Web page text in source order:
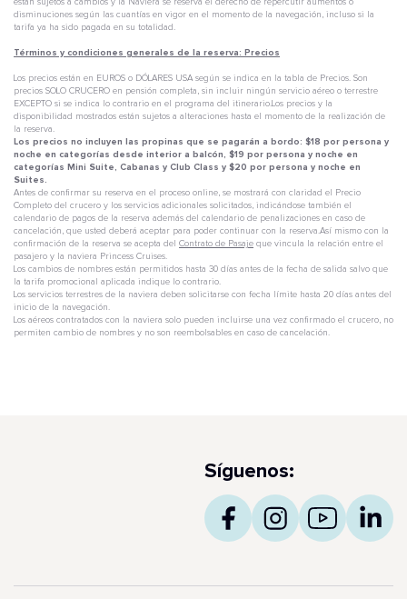
están sujetos a cambios y la Naviera se reserva el derecho de repercutir aumentos o
disminuciones según las cuantías en vigor en el momento de la navegación, incluso si la
tarifa ya ha sido pagada en su totalidad.
Términos y condiciones generales de la reserva: Precios
Los precios están en EUROS o DÓLARES USA según se indica en la tabla de Precios. Son
precios SOLO CRUCERO en pensión completa, sin incluir ningún servicio aéreo o terrestre
EXCEPTO si se indica lo contrario en el programa del itinerario.Los precios y la
disponibilidad mostrados están sujetos a alteraciones hasta el momento de la realización de
la reserva.
Los precios no incluyen las propinas que se pagarán a bordo: $18 por persona y
noche en categorías desde interior a balcón, $19 por persona y noche en
categorías Mini Suite, Cabanas y Club Class y $20 por persona y noche en
Suites.
Antes de confirmar su reserva en el proceso online, se mostrará con claridad el Precio
Completo del crucero y los servicios adicionales solicitados, indicándose también el
calendario de pagos de la reserva además del calendario de penalizaciones en caso de
cancelación, que usted deberá aceptar para poder continuar con la reserva.Así mismo con la
confirmación de la reserva se acepta del Contrato de Pasaje que vincula la relación entre el
pasajero y la naviera Princess Cruises.
Los cambios de nombres están permitidos hasta 30 días antes de la fecha de salida salvo que
la tarifa promocional aplicada indique lo contrario.
Los servicios terrestres de la naviera deben solicitarse con fecha límite hasta 20 días antes del
inicio de la navegación.
Los aéreos contratados con la naviera solo pueden incluirse una vez confirmado el crucero, no
permiten cambio de nombres y no son reembolsables en caso de cancelación.
Síguenos: